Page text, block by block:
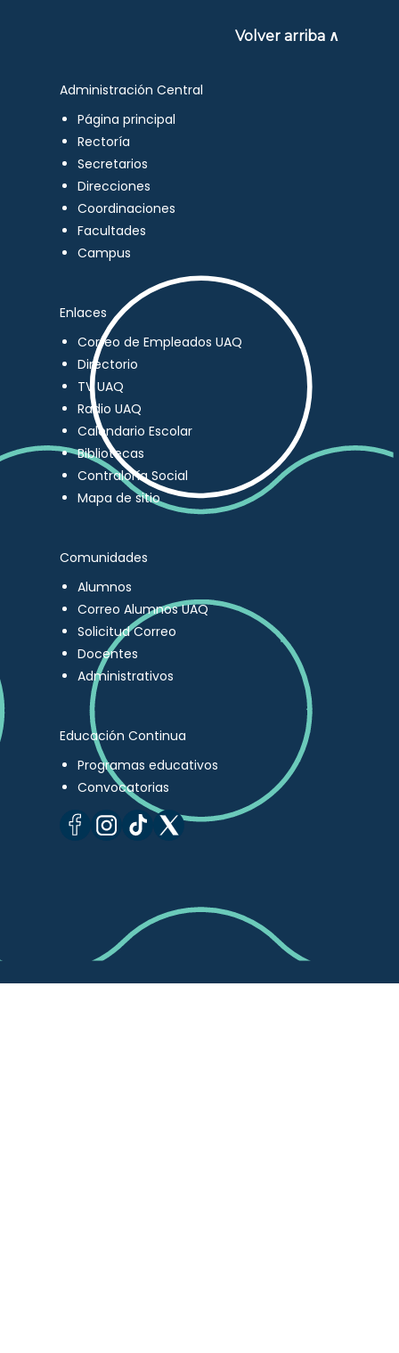
Volver arriba ∧
Administración Central
Página principal
Rectoría
Secretarios
Direcciones
Coordinaciones
Facultades
Campus
Enlaces
Correo de Empleados UAQ
Directorio
TV UAQ
Radio UAQ
Calendario Escolar
Bibliotecas
Contraloría Social
Mapa de sitio
Comunidades
Alumnos
Correo Alumnos UAQ
Solicitud Correo
Docentes
Administrativos
Educación Continua
Programas educativos
Convocatorias